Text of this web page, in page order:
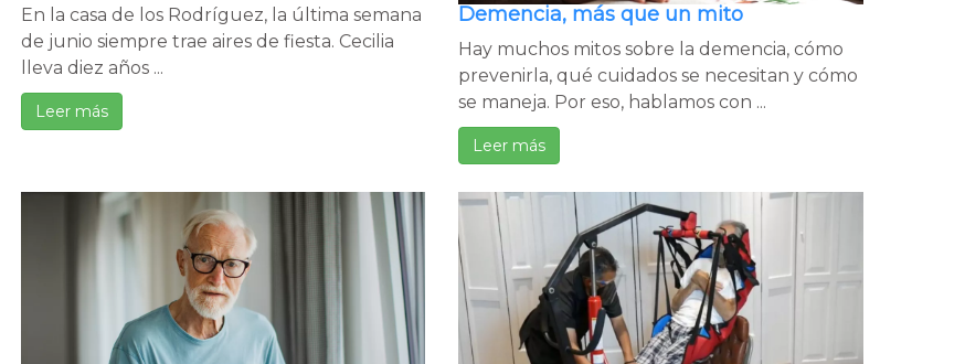
En la casa de los Rodríguez, la última semana
de junio siempre trae aires de fiesta. Cecilia
lleva diez años ...
Leer más
Demencia, más que un mito
Hay muchos mitos sobre la demencia, cómo
prevenirla, qué cuidados se necesitan y cómo
se maneja. Por eso, hablamos con ...
Leer más